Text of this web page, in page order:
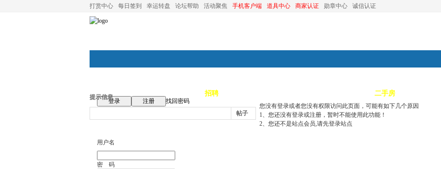
打赏中心 每日签到 幸运转盘 论坛帮助 活动聚焦 手机客户端 道具中心 商家认证 勋章中心 诚信认证
论坛首页 招聘 二手房
登录 注册
找回密码
帖子
提示信息
您没有登录或者您没有权限访问此页面，可能有如下几个原因
1、您还没有登录或注册，暂时不能使用此功能！
2、您还不是站点会员,请先登录站点
用户名
密 码